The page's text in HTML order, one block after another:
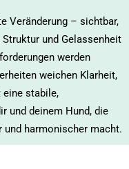
Veränderung – sichtbar,
und Gelassenheit
werden
weichen Klarheit,
eine stabile,
und deinem Hund, die
und harmonischer macht.